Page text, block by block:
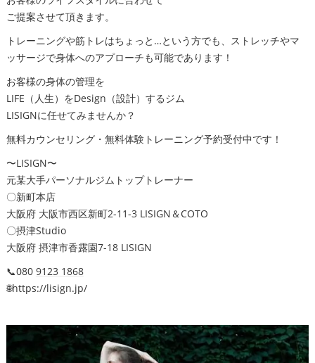
ご提案させて頂きます。
トレーニングや筋トレはちょっと…という方でも、ストレッチやマ
ッサージで身体へのアプローチも可能であります！
お客様の身体の管理を
LIFE（人生）をDesign（設計）するジム
LISIGNに任せてみませんか？
無料カウンセリング・無料体験トレーニング予約受付中です！
〜LISIGN〜
元某大手パーソナルジムトップトレーナー
〇新町本店
大阪府 大阪市西区新町2-11-3 LISIGN＆COTO
〇摂津Studio
大阪府 摂津市香露園7-18 LISIGN
📞080 9123 1868
🌐https://lisign.jp/